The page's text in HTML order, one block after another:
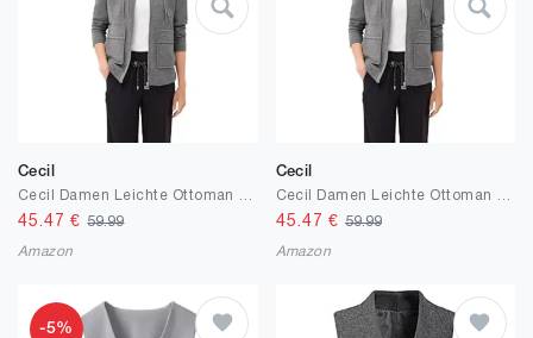
Cecil
45.47 €59.99
Amazon
Cecil
45.47 € 59.99
Amazon
-5%